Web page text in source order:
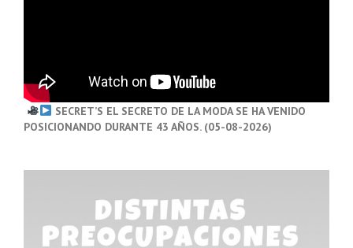
SECRET’S EL SECRETO DE LA MODA SE HA VENIDO
POSICIONANDO DURANTE 43 AÑOS. (05-08-2026)